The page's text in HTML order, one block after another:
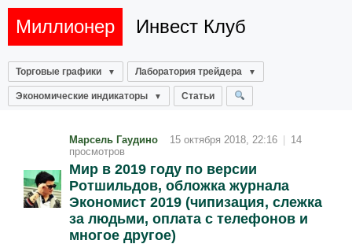
Миллионер Инвест Клуб
Торговые графики Лаборатория трейдера
Экономические индикаторы Статьи
Марсель Гаудино 15 октября 2018, 22:16
14
просмотров
Мир в 2019 году по версии
Ротшильдов, обложка журнала
Экономист 2019 (чипизация, слежка
за людьми, оплата с телефонов и
многое другое)